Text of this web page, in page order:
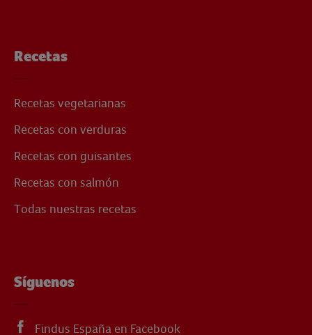
Recetas
Recetas vegetarianas
Recetas con verduras
Recetas con guisantes
Recetas con salmón
Todas nuestras recetas
Síguenos
Findus España en Facebook